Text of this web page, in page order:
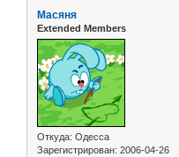
Масяня
Extended Members
Откуда: Одесса
Зарегистрирован: 2006-04-26